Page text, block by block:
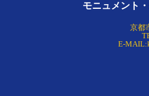
モニュメント
京都
E-